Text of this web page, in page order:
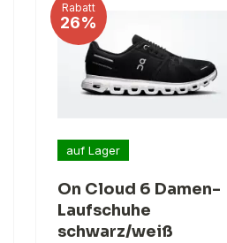
Rabatt
26%
auf Lager
On Cloud 6 Damen-
Laufschuhe
schwarz/weiß